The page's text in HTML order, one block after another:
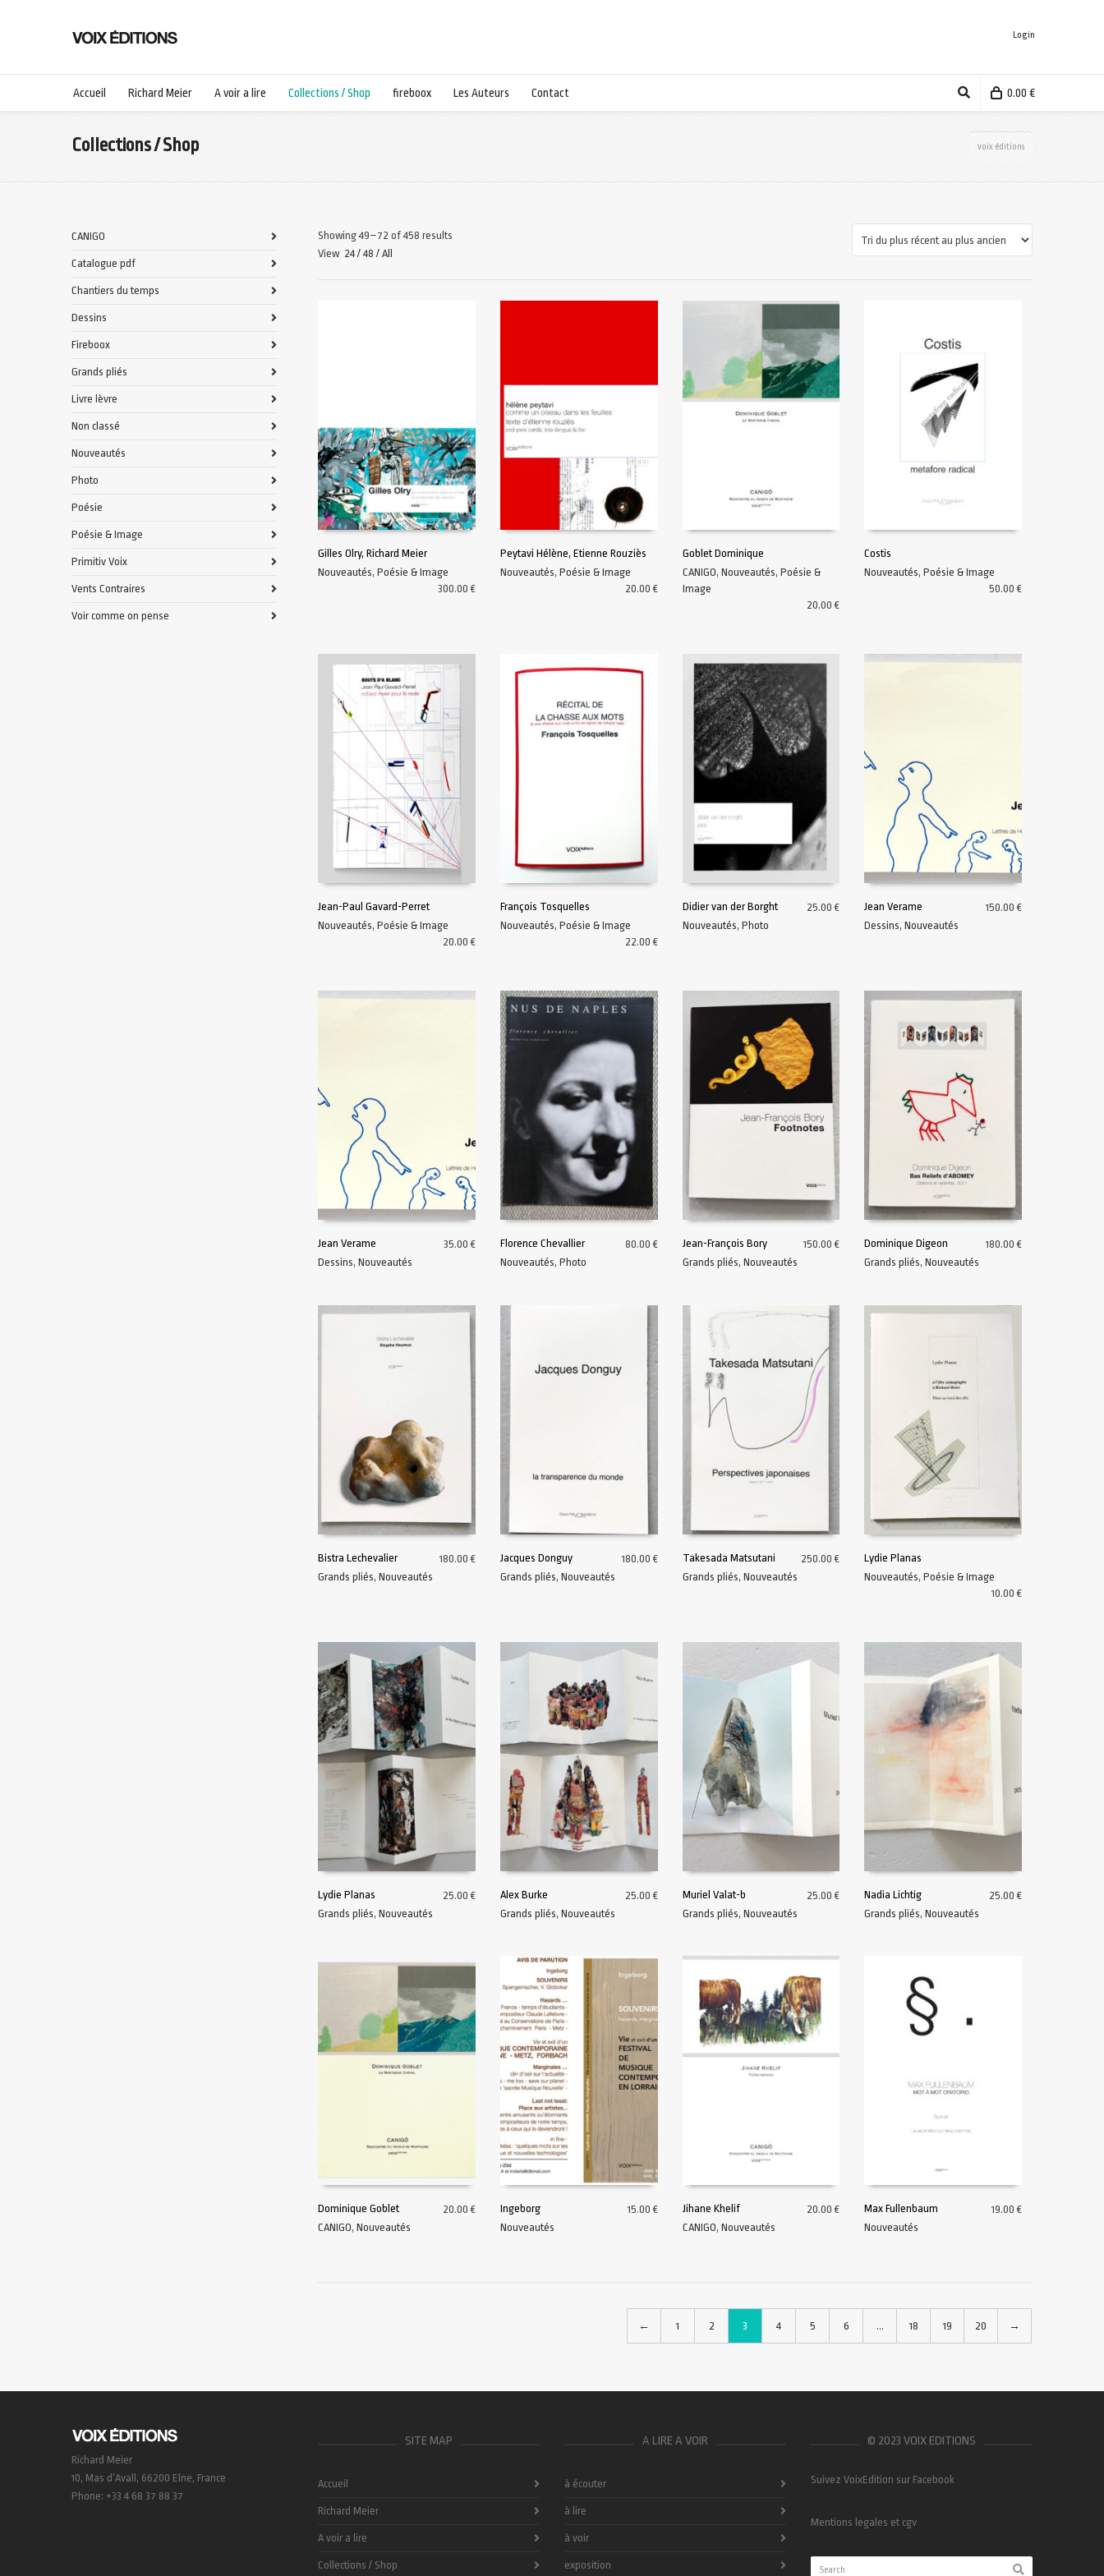
Login
Accueil Richard Meier A voir a lire Collections / Shop fireboox Les Auteurs Contact 0.00 €
Collections / Shop voix éditions
Showing 49–72 of 458 results
View 24 / 48 / All
AJOUTER AU PANIER
Gilles Olry, Richard Meier
Nouveautés, Poésie & Image
300.00€
AJOUTER AU PANIER
Peytavi Hélène, Etienne Rouziès
Nouveautés, Poésie & Image
20.00€
AJOUTER AU PANIER
Goblet Dominique
CANIGO, Nouveautés, Poésie &
Image
20.00€
AJOUTER AU PANIER
Costis
Nouveautés,Poésie & Image
50.00€
AJOUTER AU PANIER
Jean-Paul Gavard-Perret
Nouveautés, Poésie & Image
20.00€
AJOUTER AU PANIER
François Tosquelles
Nouveautés, Poésie & Image
22.00€
AJOUTER AU PANIER
Didier van der Borght
Nouveautés, Photo
25.00€
AJOUTER AU PANIER
Jean Verame
Dessins,Nouveautés
150.00€
AJOUTER AU PANIER
Jean Verame
Dessins, Nouveautés
35.00€
AJOUTER AU PANIER
Florence Chevallier
Nouveautés, Photo
80.00€
AJOUTER AU PANIER
Jean-François Bory
Grands pliés, Nouveautés
150.00€
AJOUTER AU PANIER
Dominique Digeon
Grands pliés,Nouveautés
180.00€
AJOUTER AU PANIER
Bistra Lechevalier
Grands pliés, Nouveautés
180.00€
AJOUTER AU PANIER
Jacques Donguy
Grands pliés, Nouveautés
180.00€
AJOUTER AU PANIER
Takesada Matsutani
Grands pliés, Nouveautés
250.00€
AJOUTER AU PANIER
Lydie Planas
Nouveautés,Poésie & Image
10.00€
AJOUTER AU PANIER
Lydie Planas
Grands pliés, Nouveautés
25.00€
AJOUTER AU PANIER
Alex Burke
Grands pliés, Nouveautés
25.00€
AJOUTER AU PANIER
Muriel Valat-b
Grands pliés, Nouveautés
25.00€
AJOUTER AU PANIER
Nadia Lichtig
Grands pliés,Nouveautés
25.00€
AJOUTER AU PANIER
Dominique Goblet
CANIGO, Nouveautés
20.00€
Ingeborg
Nouveautés
15.00€
AJOUTER AU PANIER
Jihane Khelif
CANIGO, Nouveautés
20.00€
Max Fullenbaum
Nouveautés
19.00€
← 1 2 3 4 5 6 … 18 19 20 →
CANIGO
Catalogue pdf
Chantiers du temps
Dessins
Fireboox
Grands pliés
Livre lèvre
Non classé
Nouveautés
Photo
Poésie
Poésie & Image
Primitiv Voix
Vents Contraires
Voir comme on pense
Richard Meier
10, Mas d’Avall, 66200 Elne, France
Phone: +33 4 68 37 88 37
SITE MAP
Accueil
Richard Meier
A voir a lire
Collections / Shop
A LIRE A VOIR
à écouter
à lire
à voir
exposition
© 2023 VOIX EDITIONS
Suivez VoixEdition sur Facebook
Mentions legales et cgv